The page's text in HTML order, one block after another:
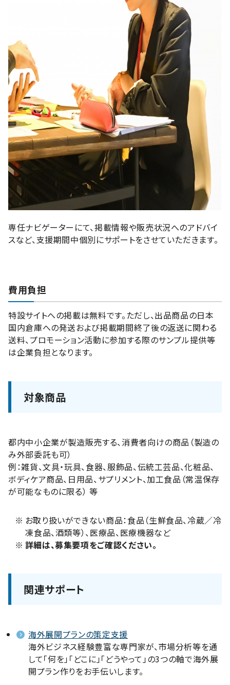
専任ナビゲーターにて、掲載情報や販売状況へのアドバイ
スなど、支援期間中個別にサポートをさせていただきます。
費用負担
特設サイトへの掲載は無料です。ただし、出品商品の日本
国内倉庫への発送および掲載期間終了後の返送に関わる
送料、プロモーション活動に参加する際のサンプル提供等
は企業負担となります。
対象商品
都内中小企業が製造販売する、消費者向けの商品（製造の
み外部委託も可）
例：雑貨、文具・玩具、食器、服飾品、伝統工芸品、化粧品、
ボディケア商品、日用品、サプリメント、加工食品（常温保存
が可能なものに限る） 等
※ お取り扱いができない商品：食品（生鮮食品、冷蔵／冷
凍食品、酒類等）、医療品、医療機器など
※ 詳細は、募集要項をご確認ください。
関連サポート
海外展開プランの策定支援
海外ビジネス経験豊富な専門家が、市場分析等を通
して「何を」「どこに」「どうやって」の3つの軸で海外展
開プラン作りをお手伝いします。